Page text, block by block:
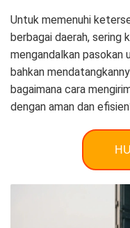
Untuk memenuhi
berbagai daerah, sering
mengandalkan pasokan
bahkan
bagaimana cara
dengan aman dan